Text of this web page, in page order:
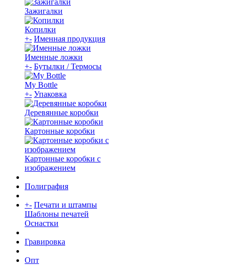
Зажигалки
Копилки
+- Именная продукция
Именные ложки
+- Бутылки / Термосы
My Bottle
+- Упаковка
Деревянные коробки
Картонные коробки
Картонные коробки с
изображением
Полиграфия
+- Печати и штампы
Шаблоны печатей
Оснастки
Гравировка
Опт